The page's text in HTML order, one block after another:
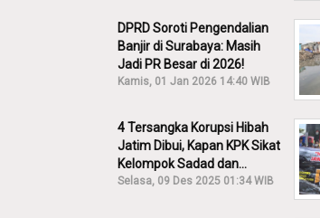
DPRD Soroti Pengendalian
Banjir di Surabaya: Masih
Jadi PR Besar di 2026!
Kamis, 01 Jan 2026 14:40 WIB
4 Tersangka Korupsi Hibah
Jatim Dibui, Kapan KPK Sikat
Kelompok Sadad dan
Iskandar?
Selasa, 09 Des 2025 01:34 WIB